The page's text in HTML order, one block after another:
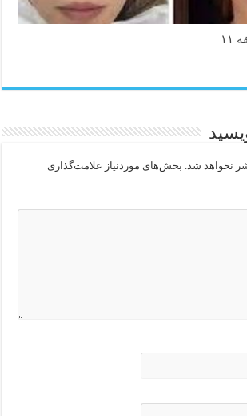
نخواهد شد. بخش‌های موردنیاز علامت‌گذاری